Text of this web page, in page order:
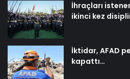
İhraçları
ikinci kez
İktidar, AFAD
kapattı…